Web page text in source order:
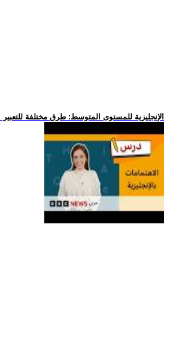
.. الإنجليزية للمستوى المتوسط: طرق مختلفة